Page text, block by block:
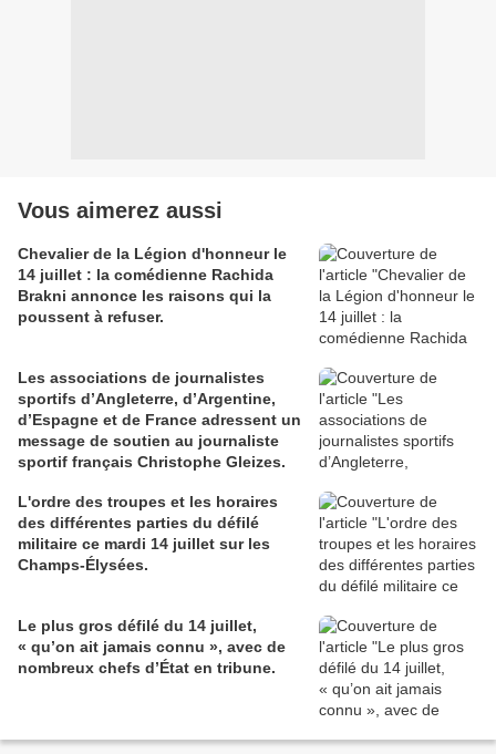
Vous aimerez aussi
Chevalier de la Légion d'honneur le
14 juillet : la comédienne Rachida
Brakni annonce les raisons qui la
poussent à refuser.
Les associations de journalistes
sportifs d’Angleterre, d’Argentine,
d’Espagne et de France adressent un
message de soutien au journaliste
sportif français Christophe Gleizes.
L'ordre des troupes et les horaires
des différentes parties du défilé
militaire ce mardi 14 juillet sur les
Champs-Élysées.
Le plus gros défilé du 14 juillet,
« qu’on ait jamais connu », avec de
nombreux chefs d’État en tribune.